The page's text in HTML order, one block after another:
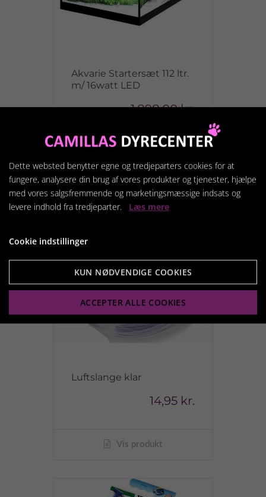
Akvarie Startersæt 112 ltr.
m/ 16watt LED
1.898,00 kr.
Luftslange klar
14,95 kr.
Vis produkt
Dette websted benytter egne og tredjeparters cookies for at
fungere, analysere din brug af vores produkter og tjenester, hjælpe
med vores salgsfremmende og marketingsmæssige indsats og
levere indhold fra tredjeparter. Læs mere
Cookie indstillinger
KUN NØDVENDIGE COOKIES
ACCEPTER ALLE COOKIES